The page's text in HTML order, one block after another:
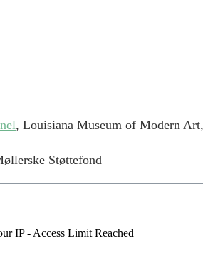
, Louisiana Museum of Modern
Støttefond